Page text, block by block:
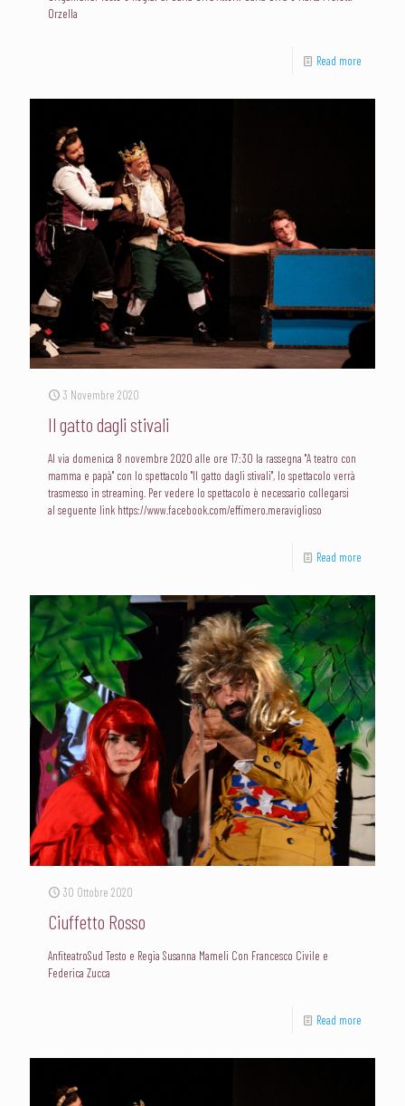
Orzella
Read more
3 Novembre 2020
Il gatto dagli stivali
Al via domenica 8 novembre 2020 alle ore 17:30 la rassegna "A teatro con
mamma e papà" con lo spettacolo "Il gatto dagli stivali", lo spettacolo verrà
trasmesso in streaming. Per vedere lo spettacolo è necessario collegarsi
al seguente link https://www.facebook.com/effimero.meraviglioso
Read more
30 Ottobre 2020
Ciuffetto Rosso
AnfiteatroSud Testo e Regia Susanna Mameli Con Francesco Civile e
Federica Zucca
Read more